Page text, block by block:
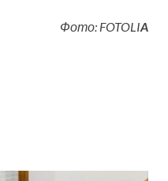
Фото: FOTOLIA